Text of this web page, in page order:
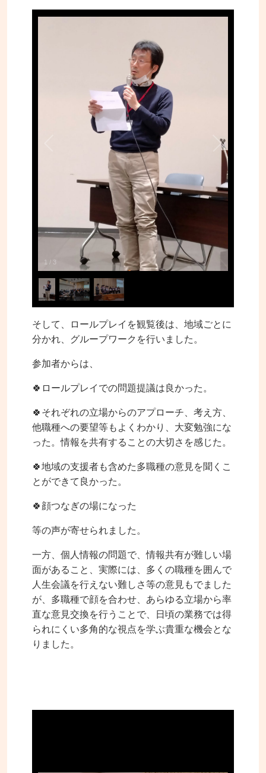
1 / 3
そして、ロールプレイを観覧後は、地域ごとに
分かれ、グループワークを行いました。
参加者からは、
🍀ロールプレイでの問題提議は良かった。
🍀それぞれの立場からのアプローチ、考え方、
他職種への要望等もよくわかり、大変勉強にな
った。情報を共有することの大切さを感じた。
🍀地域の支援者も含めた多職種の意見を聞くこ
とができて良かった。
🍀顔つなぎの場になった
等の声が寄せられました。
一方、個人情報の問題で、情報共有が難しい場
面があること、実際には、多くの職種を囲んで
人生会議を行えない難しさ等の意見もでました
が、多職種で顔を合わせ、あらゆる立場から率
直な意見交換を行うことで、日頃の業務では得
られにくい多角的な視点を学ぶ貴重な機会とな
りました。